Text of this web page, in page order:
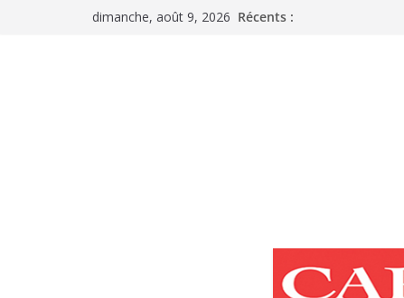
dimanche, août 9, 2026 Récents :